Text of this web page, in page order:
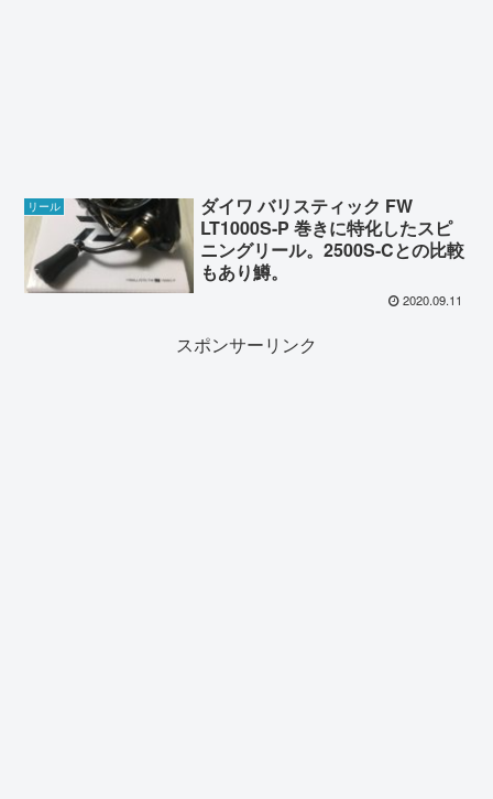
リール
ダイワ バリスティック FW
LT1000S-P 巻きに特化したスピ
ニングリール。2500S-Cとの比較
もあり鱒。
2020.09.11
スポンサーリンク